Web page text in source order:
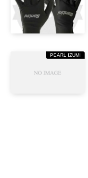
PEARL IZUMI